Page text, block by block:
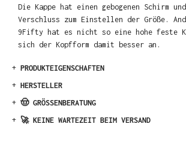
Die Kappe hat einen gebogenen Schirm
Verschluss zum Einstellen der Größe.
9Fifty hat es nicht so eine hohe feste
sich der Kopfform damit besser an.
+ PRODUKTEIGENSCHAFTEN
+ HERSTELLER
+ 🤠 GRÖSSENBERATUNG
+ 🚀 KEINE WARTEZEIT BEIM VERSAND